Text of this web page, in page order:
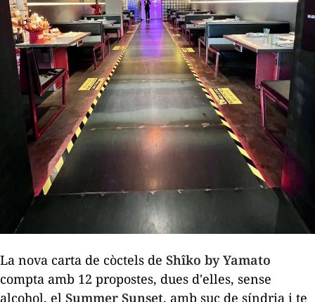
La nova carta de còctels de Shîko by Yamato
compta amb 12 propostes, dues d'elles, sense
alcohol, el Summer Sunset, amb suc de síndria i te